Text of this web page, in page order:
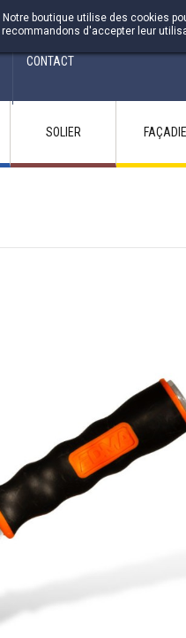
CONTACT
Notre boutique utilise des cookies
d'accepter leur
SOLIER